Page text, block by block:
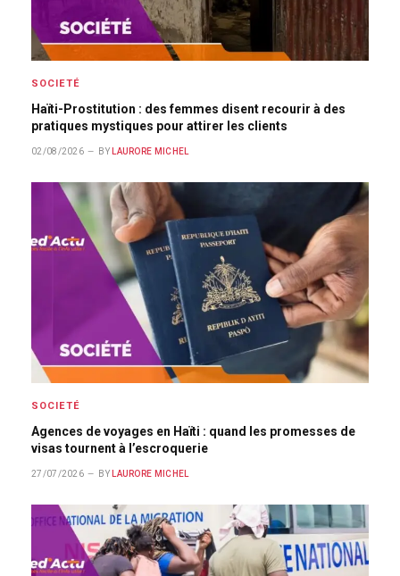
SOCIETÉ
Haïti-Prostitution : des femmes disent recourir à des
pratiques mystiques pour attirer les clients
02/08/2026 BY LAURORE MICHEL
SOCIETÉ
Agences de voyages en Haïti : quand les promesses de
visas tournent à l’escroquerie
27/07/2026 BY LAURORE MICHEL